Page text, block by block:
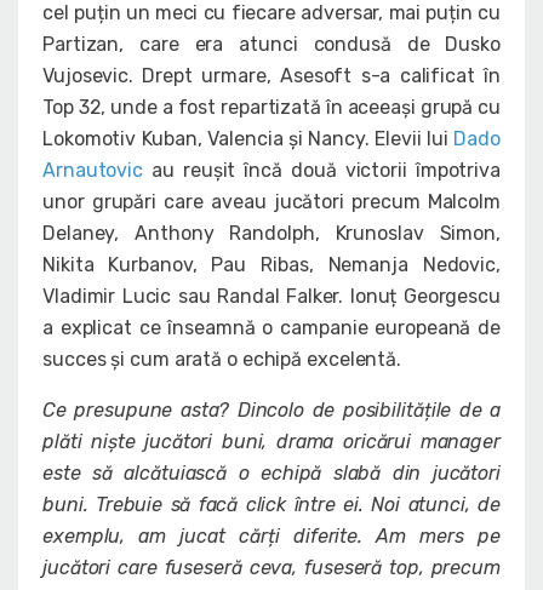
cel puțin un meci cu fiecare adversar, mai puțin cu
Partizan, care era atunci condusă de Dusko
Vujosevic. Drept urmare, Asesoft s-a calificat în
Top 32, unde a fost repartizată în aceeași grupă cu
Lokomotiv Kuban, Valencia și Nancy. Elevii lui Dado
Arnautovic au reușit încă două victorii împotriva
unor grupări care aveau jucători precum Malcolm
Delaney, Anthony Randolph, Krunoslav Simon,
Nikita Kurbanov, Pau Ribas, Nemanja Nedovic,
Vladimir Lucic sau Randal Falker. Ionuț Georgescu
a explicat ce înseamnă o campanie europeană de
succes și cum arată o echipă excelentă.
Ce presupune asta? Dincolo de posibilitățile de a
plăti niște jucători buni, drama oricărui manager
este să alcătuiască o echipă slabă din jucători
buni. Trebuie să facă click între ei. Noi atunci, de
exemplu, am jucat cărți diferite. Am mers pe
jucători care fuseseră ceva, fuseseră top, precum